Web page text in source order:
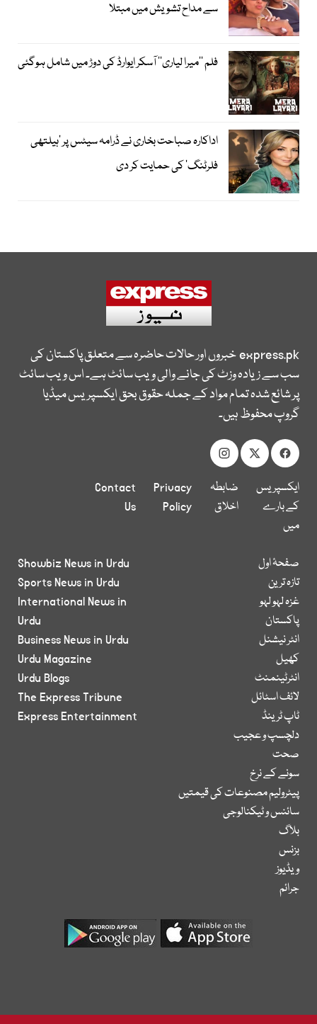
سے مداح تشویش میں مبتلا
فلم ’’میرا لیاری‘‘ آسکر ایوارڈ کی دوڑ میں شامل ہوگئی
اداکارہ صباحت بخاری نے ڈرامہ سیٹس پر ’ہیلتھی
فلرٹنگ‘ کی حمایت کر دی
express.pkخبروں اور حالات حاضرہ سے متعلق پاکستان کی
سب سے زیادہ وزٹ کی جانے والی ویب سائٹ ہے۔ اس ویب سائٹ
پر شائع شدہ تمام مواد کے جملہ حقوق بحق ایکسپریس میڈیا
گروپ محفوظ ہیں۔
ایکسپریس
کے بارے
میں
ضابطہ
اخلاق
Privacy
Policy
Contact
Us
صفحۂ اول
تازہ ترین
غزہ لہو لہو
پاکستان
انٹر نیشنل
کھیل
انٹرٹینمنٹ
لائف اسٹائل
ٹاپ ٹرینڈ
دلچسپ و عجیب
صحت
سونے کے نرخ
پیٹرولیم مصنوعات کی قیمتیں
سائنس و ٹیکنالوجی
بلاگ
بزنس
ویڈیوز
جرائم
Showbiz News in Urdu
Sports News in Urdu
International News in
Urdu
Business News in Urdu
Urdu Magazine
Urdu Blogs
The Express Tribune
Express Entertainment